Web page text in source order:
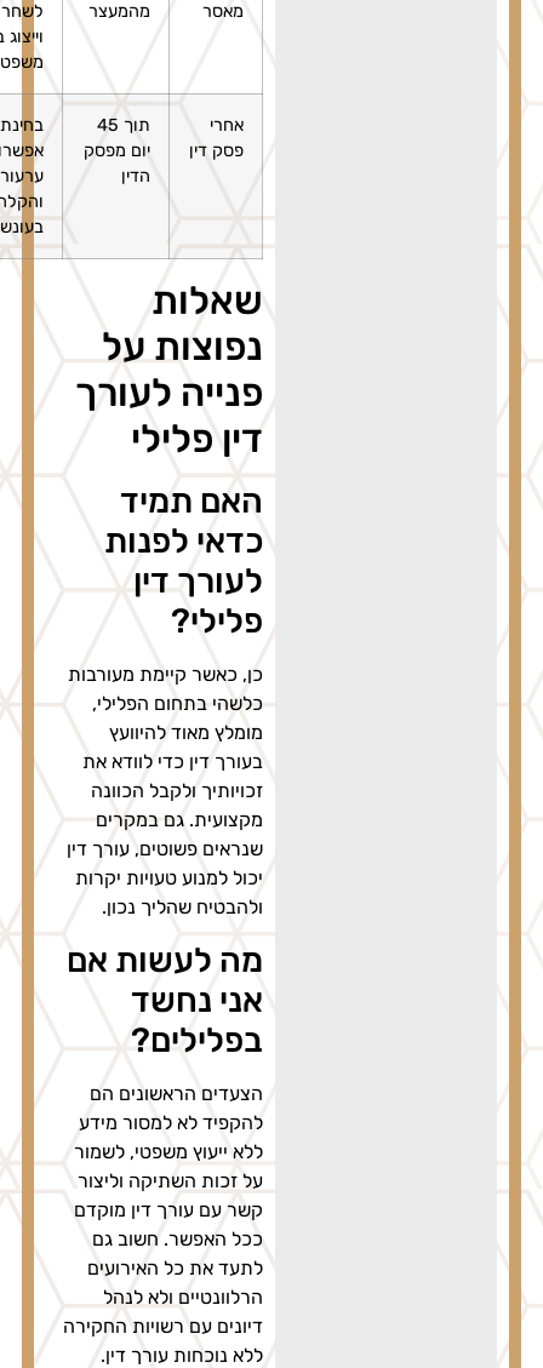
מהמעצר
לשחרור
וייצוג בבית
פסק דין
יום מפסק
בחינת
אפשרויות
שאלות
נפוצות על
פנייה לעורך
דין פלילי
האם תמיד
כדאי לפנות
לעורך דין
פלילי?
כן, כאשר קיימת מעורבות
כלשהי בתחום הפלילי,
מומלץ מאוד להיוועץ
בעורך דין כדי לוודא את
זכויותיך ולקבל הכוונה
מקצועית. גם במקרים
שנראים פשוטים, עורך דין
יכול למנוע טעויות יקרות
ולהבטיח שהליך נכון.
מה לעשות אם
אני נחשד
בפלילים?
הצעדים הראשונים הם
להקפיד לא למסור מידע
ללא ייעוץ משפטי, לשמור
על זכות השתיקה וליצור
קשר עם עורך דין מוקדם
ככל האפשר. חשוב גם
לתעד את כל האירועים
הרלוונטיים ולא לנהל
דיונים עם רשויות החקירה
ללא נוכחות עורך דין.